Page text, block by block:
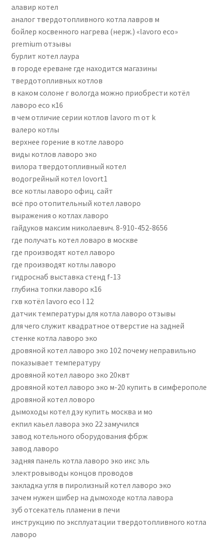
алавир котел
аналог твердотопливного котла лавров м
бойлер косвенного нагрева (нерж.) «lavoro eco»
premium отзывы
бурлит котел лаура
в городе ереване где находится магазины
твердотопливных котлов
в каком солоне г вологда можно приобрести котёл
лаворо есо к16
в чем отличие серии котлов lavoro m от k
валеро котлы
верхнее горение в котле лаворо
виды котлов лаворо эко
вилора твердотопливный котел
водогрейный котел lovort1
все котлы лаворо офиц. сайт
всё про отопительный котел лаворо
выражения о котлах лаворо
гайдуков максим николаевич. 8-910-452-8656
где получать котел ловаро в москве
где производят котел лаворо
где производят котлы лаворо
гидроснаб выставка стенд f-13
глубина топки лаворо к16
гхв котёл lavoro eco l 12
датчик температуры для котла лаворо отзывы
для чего служит квадратное отверстие на задней
стенке котла лаворо эко
дровяной котел лаворо эко 102 почему неправильно
показывает температуру
дровяной котел лаворо эко 20квт
дровяной котел лаворо эко м-20 купить в симферополе
дровяной котел ловоро
дымоходы котел дэу купить москва и мо
екпил каьел лавора эко 22 замучился
завод котельного оборудования фбрж
завод лаворо
задняя панель котла лаворо эко икс эль
электровыводы концов проводов
закладка угля в пиролизный котел лаворо эко
зачем нужен шибер на дымоходе котла лавора
зуб отсекатель пламени в печи
инструкцию по эксплуатации твердотопливного котла
лаворо